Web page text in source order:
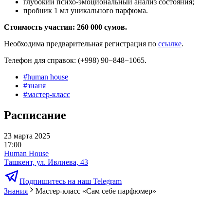
глубокий психо-эмоциональный анализ состояния;
пробник 1 мл уникального парфюма.
Стоимость участия: 260 000 сумов.
Необходима предварительная регистрация по ссылке.
Телефон для справок: (+998) 90−848−1065.
#human house
#знаня
#мастер-класс
Расписание
23 марта 2025
17:00
Human House
Ташкент, ул. Ивлиева, 43
Подпишитесь на наш Telegram
Знания
Мастер-класс «Сам себе парфюмер»